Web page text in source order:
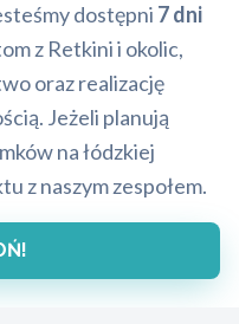
dostępni 7 dni
z Retkini i okolic,
oraz realizację
Jeżeli planują
na łódzkiej
z naszym zespołem.